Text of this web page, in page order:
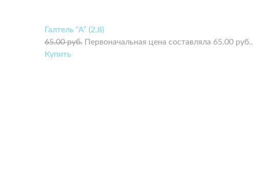
Галтель “А” (2,8)
65.00руб. Первоначальная цена составляла 65.00 руб..
Купить